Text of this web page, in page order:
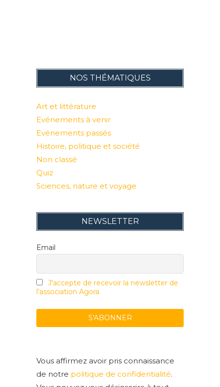
NOS THÉMATIQUES
Art et littérature
Evénements à venir
Evénements passés
Histoire, politique et société
Non classé
Quiz
Sciences, nature et voyage
NEWSLETTER
Email
J'accepte de recevoir la newsletter de
l'association Agora.
Vous affirmez avoir pris connaissance
de notre politique de confidentialité.